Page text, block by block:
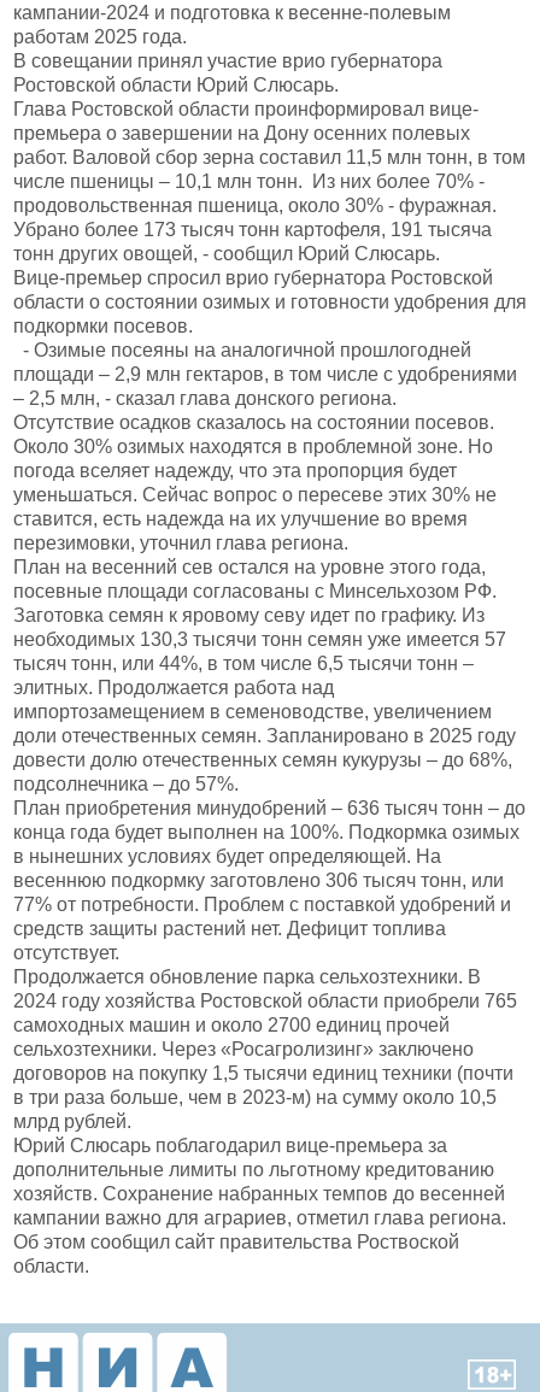
кампании-2024 и подготовка к весенне-полевым
работам 2025 года.
В совещании принял участие врио губернатора
Ростовской области Юрий Слюсарь.
Глава Ростовской области проинформировал вице-
премьера о завершении на Дону осенних полевых
работ. Валовой сбор зерна составил 11,5 млн тонн, в том
числе пшеницы – 10,1 млн тонн. Из них более 70% -
продовольственная пшеница, около 30% - фуражная.
Убрано более 173 тысяч тонн картофеля, 191 тысяча
тонн других овощей, - сообщил Юрий Слюсарь.
Вице-премьер спросил врио губернатора Ростовской
области о состоянии озимых и готовности удобрения для
подкормки посевов.
- Озимые посеяны на аналогичной прошлогодней
площади – 2,9 млн гектаров, в том числе с удобрениями
– 2,5 млн, - сказал глава донского региона.
Отсутствие осадков сказалось на состоянии посевов.
Около 30% озимых находятся в проблемной зоне. Но
погода вселяет надежду, что эта пропорция будет
уменьшаться. Сейчас вопрос о пересеве этих 30% не
ставится, есть надежда на их улучшение во время
перезимовки, уточнил глава региона.
План на весенний сев остался на уровне этого года,
посевные площади согласованы с Минсельхозом РФ.
Заготовка семян к яровому севу идет по графику. Из
необходимых 130,3 тысячи тонн семян уже имеется 57
тысяч тонн, или 44%, в том числе 6,5 тысячи тонн –
элитных. Продолжается работа над
импортозамещением в семеноводстве, увеличением
доли отечественных семян. Запланировано в 2025 году
довести долю отечественных семян кукурузы – до 68%,
подсолнечника – до 57%.
План приобретения минудобрений – 636 тысяч тонн – до
конца года будет выполнен на 100%. Подкормка озимых
в нынешних условиях будет определяющей. На
весеннюю подкормку заготовлено 306 тысяч тонн, или
77% от потребности. Проблем с поставкой удобрений и
средств защиты растений нет. Дефицит топлива
отсутствует.
Продолжается обновление парка сельхозтехники. В
2024 году хозяйства Ростовской области приобрели 765
самоходных машин и около 2700 единиц прочей
сельхозтехники. Через «Росагролизинг» заключено
договоров на покупку 1,5 тысячи единиц техники (почти
в три раза больше, чем в 2023-м) на сумму около 10,5
млрд рублей.
Юрий Слюсарь поблагодарил вице-премьера за
дополнительные лимиты по льготному кредитованию
хозяйств. Сохранение набранных темпов до весенней
кампании важно для аграриев, отметил глава региона.
Об этом сообщил сайт правительства Роствоской
области.